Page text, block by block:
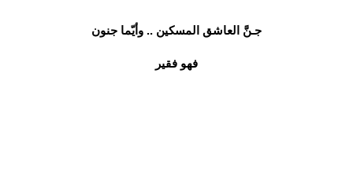
جـنَّ العاشق المسكين .. وأيّما جنون
فهو فقير